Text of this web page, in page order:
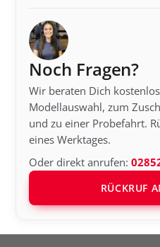
Noch Fragen?
Wir beraten Dich
Modellauswahl, zum
und zu einer Probefahrt.
eines Werktages.
Oder direkt anrufen:
RÜCKRUF